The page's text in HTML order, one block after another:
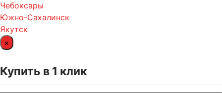
Чебоксары
Южно-Сахалинск
Якутск
×
Купить в 1 клик